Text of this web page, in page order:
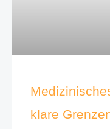
klare